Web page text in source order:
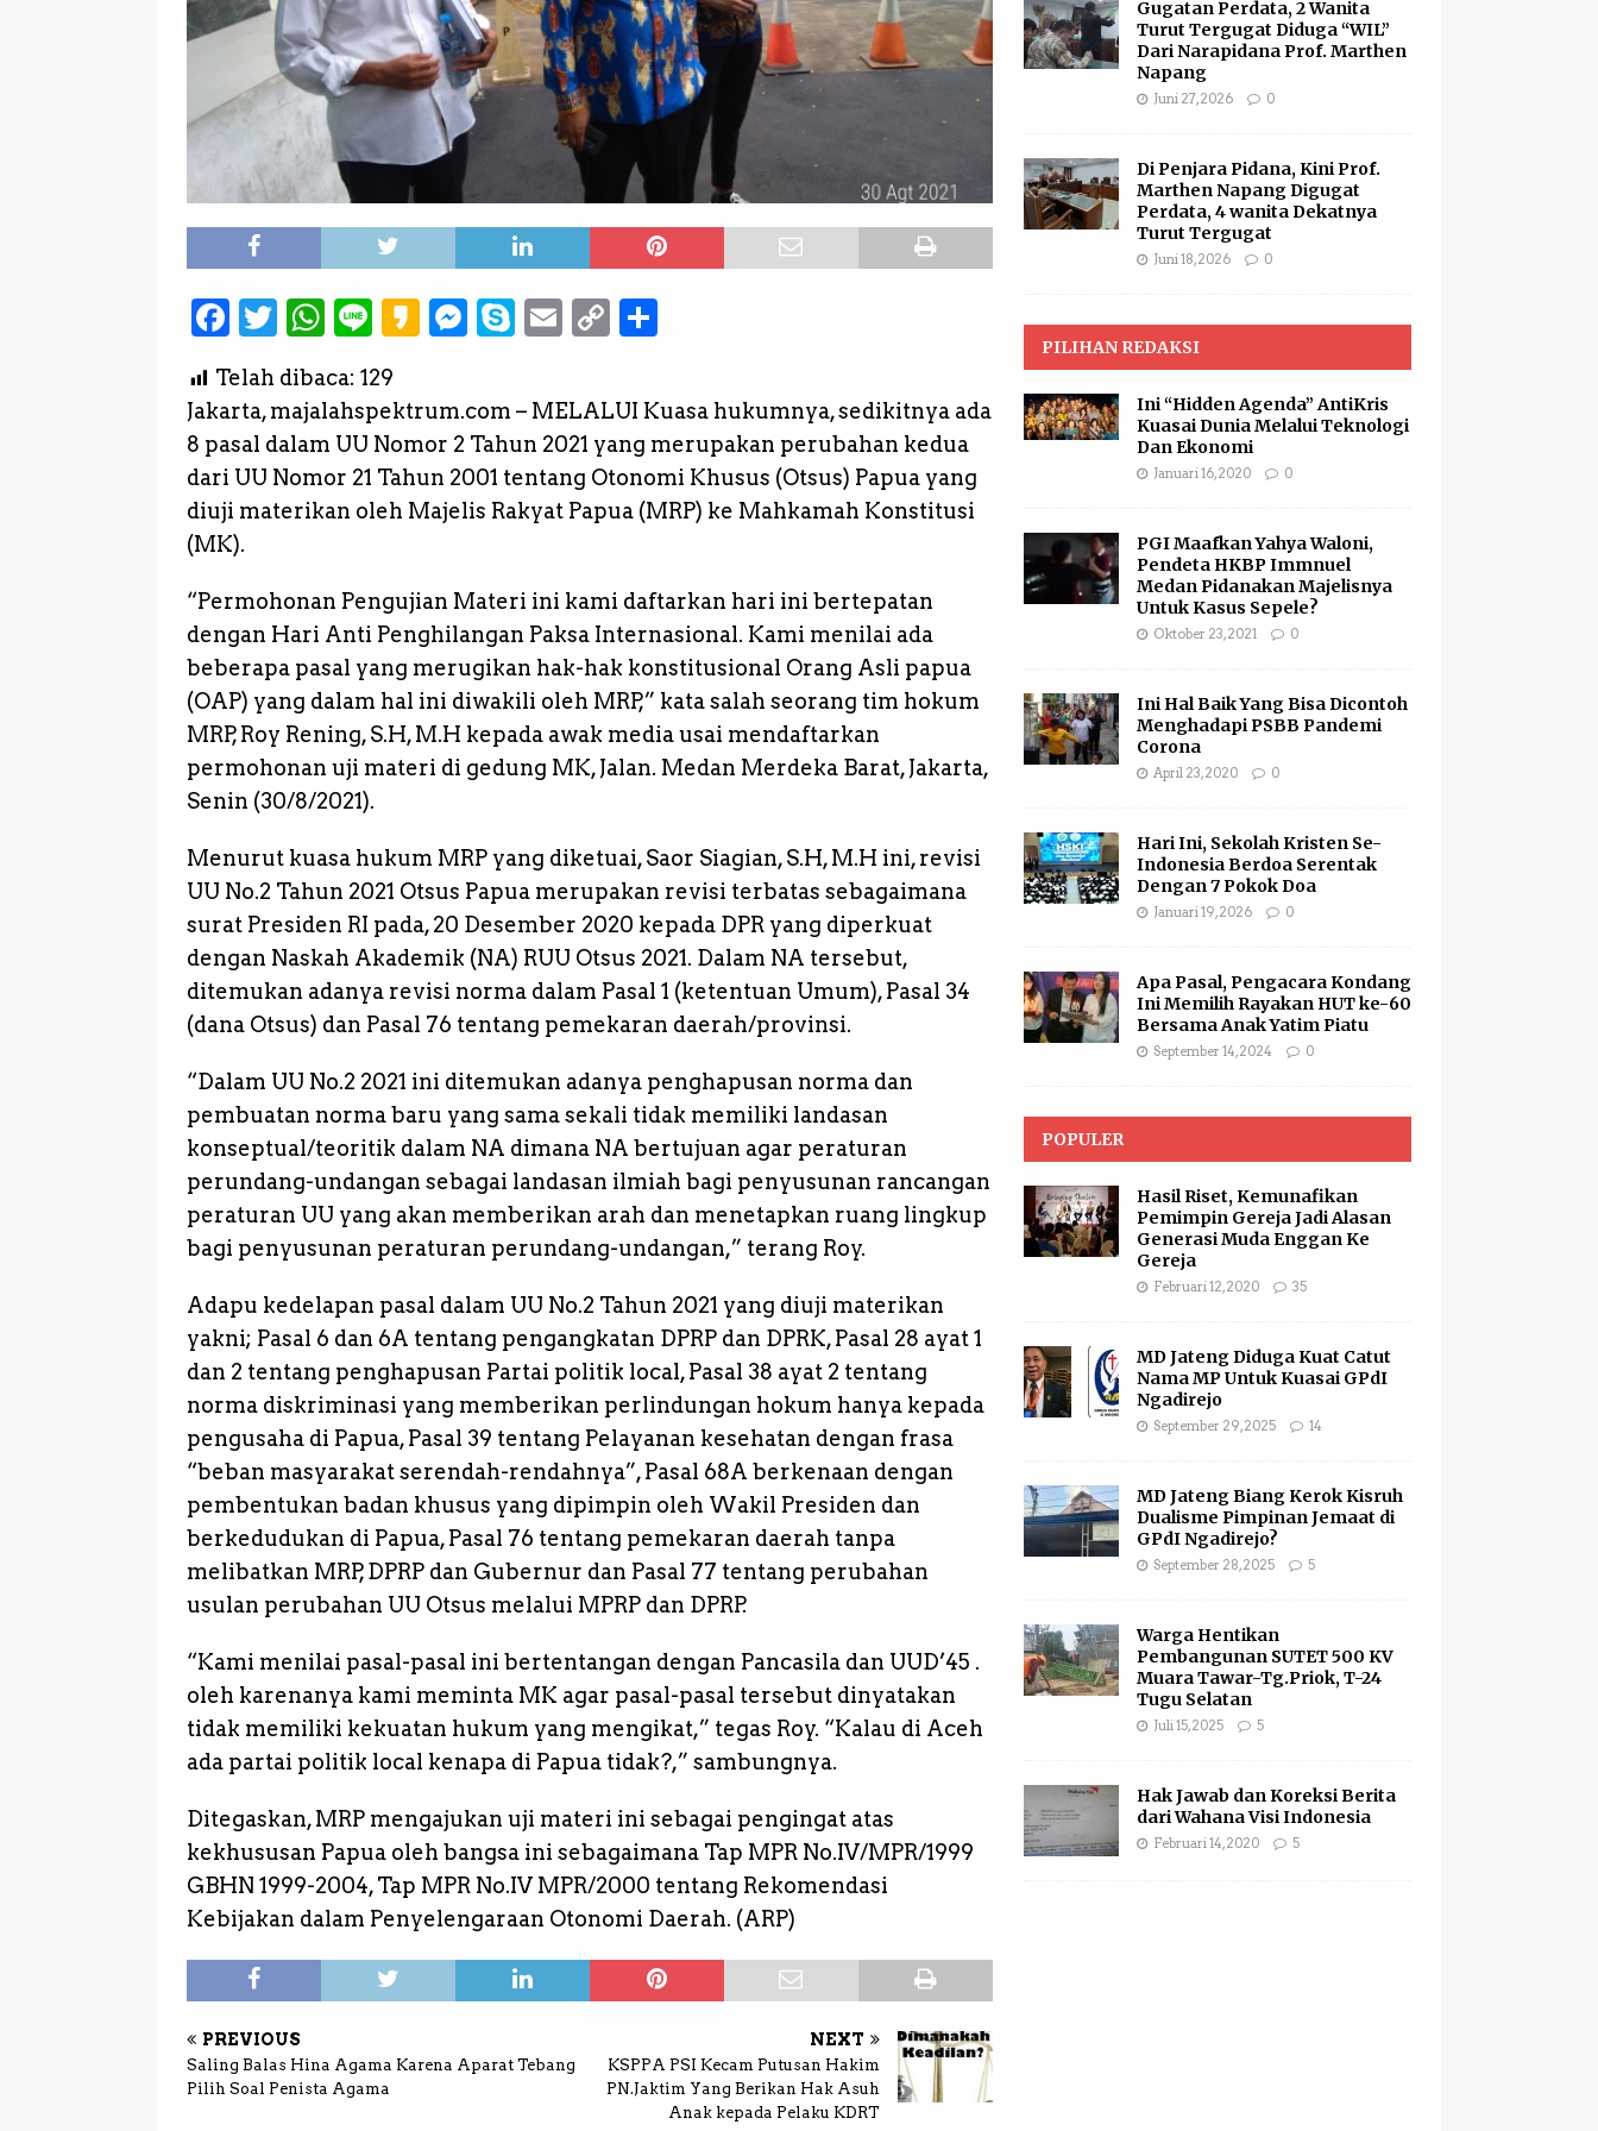
F
c
e
b
o
o
T
it
te
r
W
a
ts
A
p
L
n
e
K
a
o
M
s
e
n
e
r
S
y
p
e
E
a
il
C
p
y
L
i
k
a
r
e
Telah dibaca: 129
Jakarta, majalahspektrum.com – MELALUI Kuasa hukumnya, sedikitnya ada
8 pasal dalam UU Nomor 2 Tahun 2021 yang merupakan perubahan kedua
dari UU Nomor 21 Tahun 2001 tentang Otonomi Khusus (Otsus) Papua yang
diuji materikan oleh Majelis Rakyat Papua (MRP) ke Mahkamah Konstitusi
(MK).
“Permohonan Pengujian Materi ini kami daftarkan hari ini bertepatan
dengan Hari Anti Penghilangan Paksa Internasional. Kami menilai ada
beberapa pasal yang merugikan hak-hak konstitusional Orang Asli papua
(OAP) yang dalam hal ini diwakili oleh MRP,” kata salah seorang tim hokum
MRP, Roy Rening, S.H, M.H kepada awak media usai mendaftarkan
permohonan uji materi di gedung MK, Jalan. Medan Merdeka Barat, Jakarta,
Senin (30/8/2021).
Menurut kuasa hukum MRP yang diketuai, Saor Siagian, S.H, M.H ini, revisi
UU No.2 Tahun 2021 Otsus Papua merupakan revisi terbatas sebagaimana
surat Presiden RI pada, 20 Desember 2020 kepada DPR yang diperkuat
dengan Naskah Akademik (NA) RUU Otsus 2021. Dalam NA tersebut,
ditemukan adanya revisi norma dalam Pasal 1 (ketentuan Umum), Pasal 34
(dana Otsus) dan Pasal 76 tentang pemekaran daerah/provinsi.
“Dalam UU No.2 2021 ini ditemukan adanya penghapusan norma dan
pembuatan norma baru yang sama sekali tidak memiliki landasan
konseptual/teoritik dalam NA dimana NA bertujuan agar peraturan
perundang-undangan sebagai landasan ilmiah bagi penyusunan rancangan
peraturan UU yang akan memberikan arah dan menetapkan ruang lingkup
bagi penyusunan peraturan perundang-undangan,” terang Roy.
Adapu kedelapan pasal dalam UU No.2 Tahun 2021 yang diuji materikan
yakni; Pasal 6 dan 6A tentang pengangkatan DPRP dan DPRK, Pasal 28 ayat 1
dan 2 tentang penghapusan Partai politik local, Pasal 38 ayat 2 tentang
norma diskriminasi yang memberikan perlindungan hokum hanya kepada
pengusaha di Papua, Pasal 39 tentang Pelayanan kesehatan dengan frasa
“beban masyarakat serendah-rendahnya”, Pasal 68A berkenaan dengan
pembentukan badan khusus yang dipimpin oleh Wakil Presiden dan
berkedudukan di Papua, Pasal 76 tentang pemekaran daerah tanpa
melibatkan MRP, DPRP dan Gubernur dan Pasal 77 tentang perubahan
usulan perubahan UU Otsus melalui MPRP dan DPRP.
“Kami menilai pasal-pasal ini bertentangan dengan Pancasila dan UUD’45 .
oleh karenanya kami meminta MK agar pasal-pasal tersebut dinyatakan
tidak memiliki kekuatan hukum yang mengikat,” tegas Roy. “Kalau di Aceh
ada partai politik local kenapa di Papua tidak?,” sambungnya.
Ditegaskan, MRP mengajukan uji materi ini sebagai pengingat atas
kekhususan Papua oleh bangsa ini sebagaimana Tap MPR No.IV/MPR/1999
GBHN 1999-2004, Tap MPR No.IV MPR/2000 tentang Rekomendasi
Kebijakan dalam Penyelengaraan Otonomi Daerah. (ARP)
PREVIOUS
Saling Balas Hina Agama Karena Aparat Tebang
Pilih Soal Penista Agama
NEXT
KSPPA PSI Kecam Putusan Hakim
PN.Jaktim Yang Berikan Hak Asuh
Anak kepada Pelaku KDRT
Gugatan Perdata, 2 Wanita
Turut Tergugat Diduga “WIL”
Dari Narapidana Prof. Marthen
Napang
Juni 27, 2026 0
Di Penjara Pidana, Kini Prof.
Marthen Napang Digugat
Perdata, 4 wanita Dekatnya
Turut Tergugat
Juni 18, 2026 0
PILIHAN REDAKSI
Ini “Hidden Agenda” AntiKris
Kuasai Dunia Melalui Teknologi
Dan Ekonomi
Januari 16, 2020 0
PGI Maafkan Yahya Waloni,
Pendeta HKBP Immnuel
Medan Pidanakan Majelisnya
Untuk Kasus Sepele?
Oktober 23, 2021 0
Ini Hal Baik Yang Bisa Dicontoh
Menghadapi PSBB Pandemi
Corona
April 23, 2020 0
Hari Ini, Sekolah Kristen Se-
Indonesia Berdoa Serentak
Dengan 7 Pokok Doa
Januari 19, 2026 0
Apa Pasal, Pengacara Kondang
Ini Memilih Rayakan HUT ke-60
Bersama Anak Yatim Piatu
September 14, 2024 0
POPULER
Hasil Riset, Kemunafikan
Pemimpin Gereja Jadi Alasan
Generasi Muda Enggan Ke
Gereja
Februari 12, 2020 35
MD Jateng Diduga Kuat Catut
Nama MP Untuk Kuasai GPdI
Ngadirejo
September 29, 2025 14
MD Jateng Biang Kerok Kisruh
Dualisme Pimpinan Jemaat di
GPdI Ngadirejo?
September 28, 2025 5
Warga Hentikan
Pembangunan SUTET 500 KV
Muara Tawar-Tg.Priok, T-24
Tugu Selatan
Juli 15, 2025 5
Hak Jawab dan Koreksi Berita
dari Wahana Visi Indonesia
Februari 14, 2020 5